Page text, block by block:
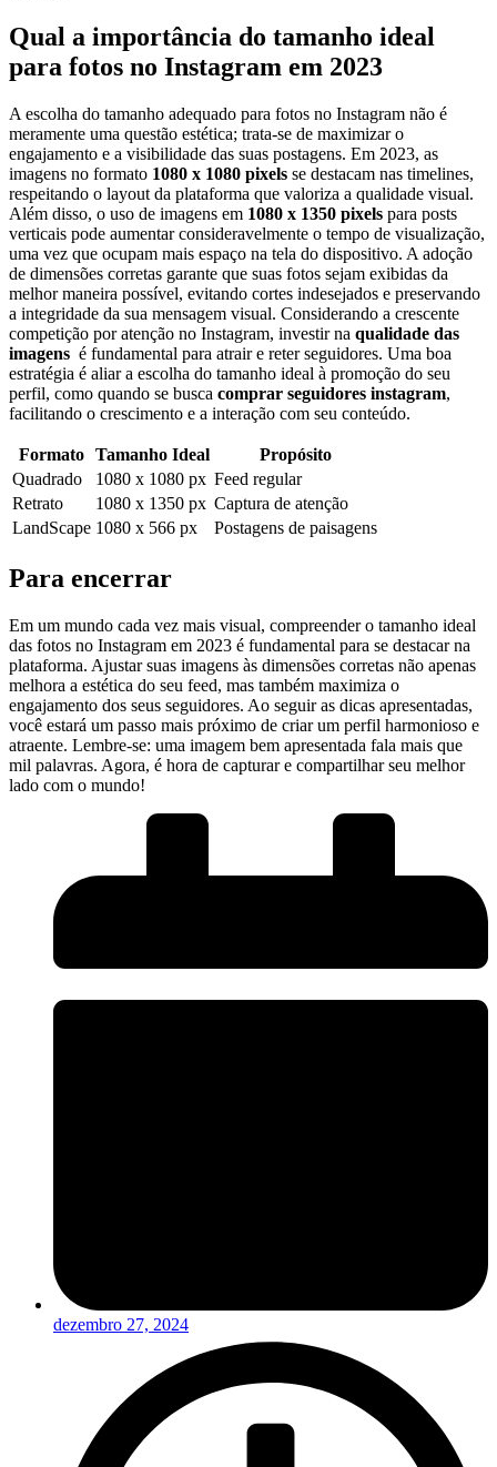
Qual⁤ a importância do tamanho ideal
para fotos ⁢no Instagram em 2023
A escolha⁤ do tamanho adequado para fotos no ⁣Instagram não é
meramente uma questão estética;⁣ trata-se de maximizar⁣ o
engajamento e a visibilidade​ das‌ suas postagens. Em 2023, as
imagens no formato 1080 x 1080 pixels se destacam⁤ nas timelines,
respeitando ⁢o⁣ layout da‌ plataforma que valoriza a qualidade visual.
Além disso, o⁢ uso de⁢ imagens em 1080 ⁤x 1350 pixels para ⁣posts
verticais pode aumentar consideravelmente o tempo de visualização,
uma vez que ocupam‍ mais espaço na tela do ⁤dispositivo. A adoção ​
de dimensões corretas garante que suas⁤ fotos sejam exibidas da
melhor maneira possível, evitando cortes indesejados e preservando
a integridade da sua mensagem visual. ⁤Considerando a crescente
competição por atenção no Instagram, investir na qualidade das
imagens ⁤ é fundamental para⁣ atrair e reter seguidores.⁢ Uma⁢ boa
‌estratégia é aliar a⁤ escolha do tamanho ideal à promoção ⁢do seu
perfil,⁢ como quando se busca comprar seguidores instagram,
facilitando⁣ o crescimento e a interação com⁤ seu conteúdo.
Formato Tamanho Ideal
Propósito
Quadrado
1080⁤ x 1080 px Feed regular
Retrato
1080 x 1350 px Captura de atenção
LandScape 1080 x 566 ‌px Postagens de paisagens
Para encerrar
Em um mundo cada vez mais visual, compreender ​o tamanho ⁤ideal
das fotos no Instagram em 2023 é fundamental para se destacar na⁢
plataforma. Ajustar suas imagens‍ às dimensões corretas não apenas
melhora a estética do seu feed, mas também maximiza o‍
engajamento⁤ dos ⁢seus seguidores. Ao seguir as dicas apresentadas,
você estará um passo mais‍ próximo de ⁣criar um⁣ perfil harmonioso e
atraente. ⁤Lembre-se: uma imagem bem‍ apresentada fala mais ‌que
mil palavras. Agora, é hora de ⁢capturar e compartilhar seu melhor
lado com o mundo!
dezembro 27, 2024